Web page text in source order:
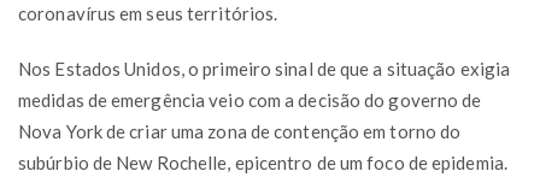
coronavírus em seus territórios.
Nos Estados Unidos, o primeiro sinal de que a situação exigia
medidas de emergência veio com a decisão do governo de
Nova York de criar uma zona de contenção em torno do
subúrbio de New Rochelle, epicentro de um foco de epidemia.